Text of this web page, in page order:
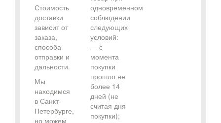
Стоимость
доставки
зависит от
заказа,
способа
отправки и
дальности.
Мы
находимся
в Санкт-
Петербурге,
но можем
одновременном
соблюдении
следующих
условий:
— с
момента
покупки
прошло не
более 14
дней (не
считая дня
покупки);